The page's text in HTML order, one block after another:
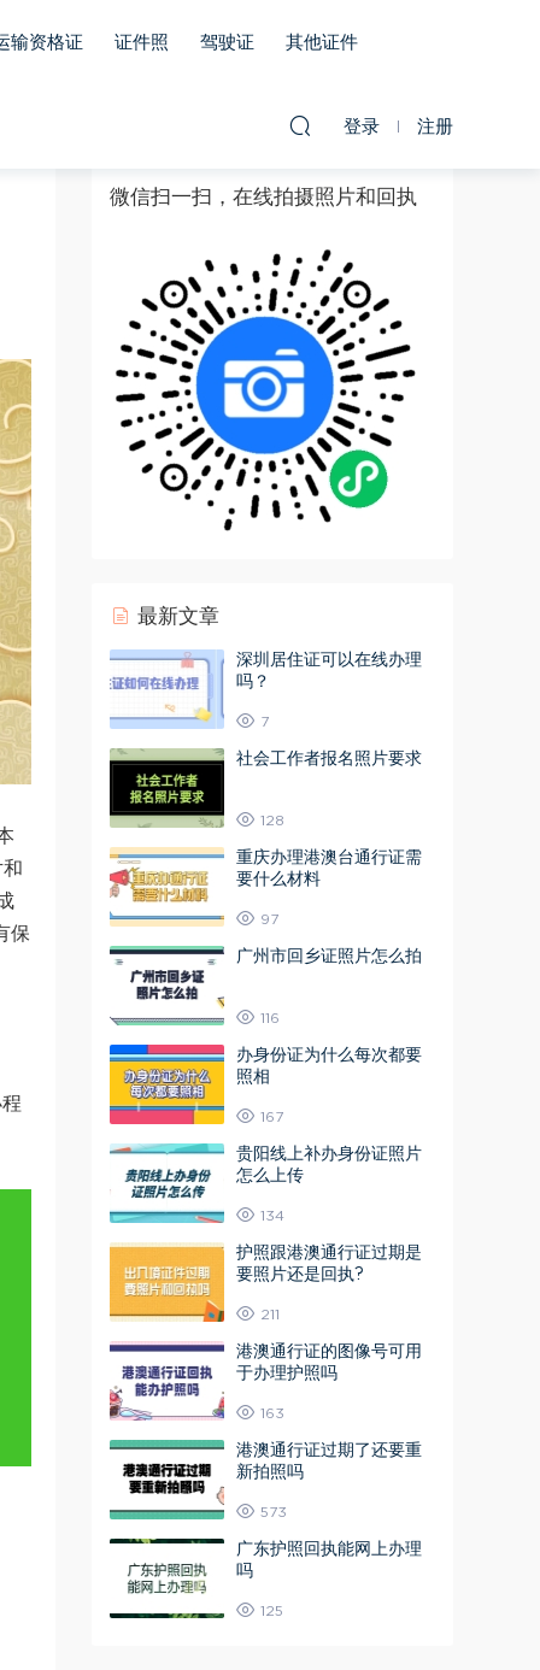
输资格证 证件照 驾驶证 其他证件
登录 注册
保
微信扫一扫，在线拍摄照片和回执
最新文章
深圳居住证可以在线办理
吗？
7
社会工作者报名照片要求
128
重庆办理港澳台通行证需
要什么材料
97
广州市回乡证照片怎么拍
116
办身份证为什么每次都要
照相
167
贵阳线上补办身份证照片
怎么上传
134
护照跟港澳通行证过期是
要照片还是回执?
211
港澳通行证的图像号可用
于办理护照吗
163
港澳通行证过期了还要重
新拍照吗
573
广东护照回执能网上办理
吗
125